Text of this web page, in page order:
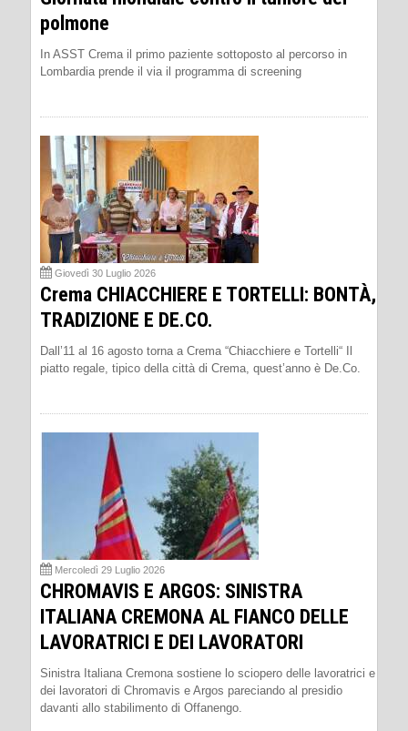
polmone
In ASST Crema il primo paziente sottoposto al percorso in
Lombardia prende il via il programma di screening
Giovedì 30 Luglio 2026
Crema CHIACCHIERE E TORTELLI: BONTÀ,
TRADIZIONE E DE.CO.
Dall’11 al 16 agosto torna a Crema “Chiacchiere e Tortelli“ Il
piatto regale, tipico della città di Crema, quest’anno è De.Co.
Mercoledì 29 Luglio 2026
CHROMAVIS E ARGOS: SINISTRA
ITALIANA CREMONA AL FIANCO DELLE
LAVORATRICI E DEI LAVORATORI
Sinistra Italiana Cremona sostiene lo sciopero delle lavoratrici e
dei lavoratori di Chromavis e Argos pareciando al presidio
davanti allo stabilimento di Offanengo.